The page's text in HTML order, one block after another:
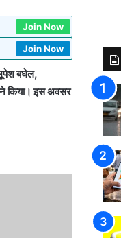
Join Now
Join Now
भूपेश बघेल,
ने किया। इस अवसर